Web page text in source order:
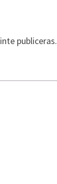
publiceras.